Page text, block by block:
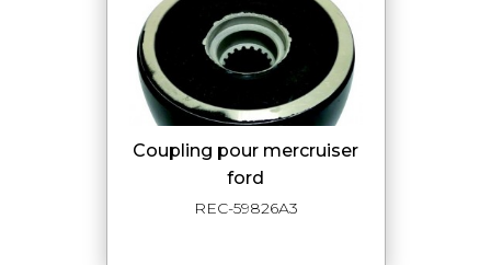
coupling pour mercruiser
ford
REC-59826A3